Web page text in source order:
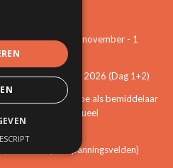
van het kind - 30-november - 1
- 18+19 november 2026 (Dag 1+2)
verkenning over hoe als bemiddelaar
van seksueel
in spanningsvelden)